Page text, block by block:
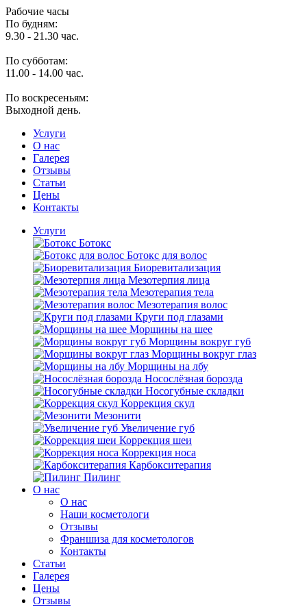
Рабочие часы
По будням:
9.30 - 21.30 час.
По субботам:
11.00 - 14.00 час.
По воскресеньям:
Выходной день.
Услуги
O нас
Галерея
Отзывы
Статьи
Цены
Контакты
Услуги
Ботокс
Ботокс для волос
Биоревитализация
Мезотерпия лица
Мезотерапия тела
Мезотерапия волос
Круги под глазами
Морщины на шее
Морщины вокруг губ
Морщины вокруг глаз
Морщины на лбу
Носослёзная борозда
Носогубные складки
Коррекция скул
Мезонити
Увеличение губ
Коррекция шеи
Коррекция носа
Карбокситерапия
Пилинг
O нас
O нас
Наши косметологи
Отзывы
Франшиза для косметологов
Контакты
Статьи
Галерея
Цены
Отзывы